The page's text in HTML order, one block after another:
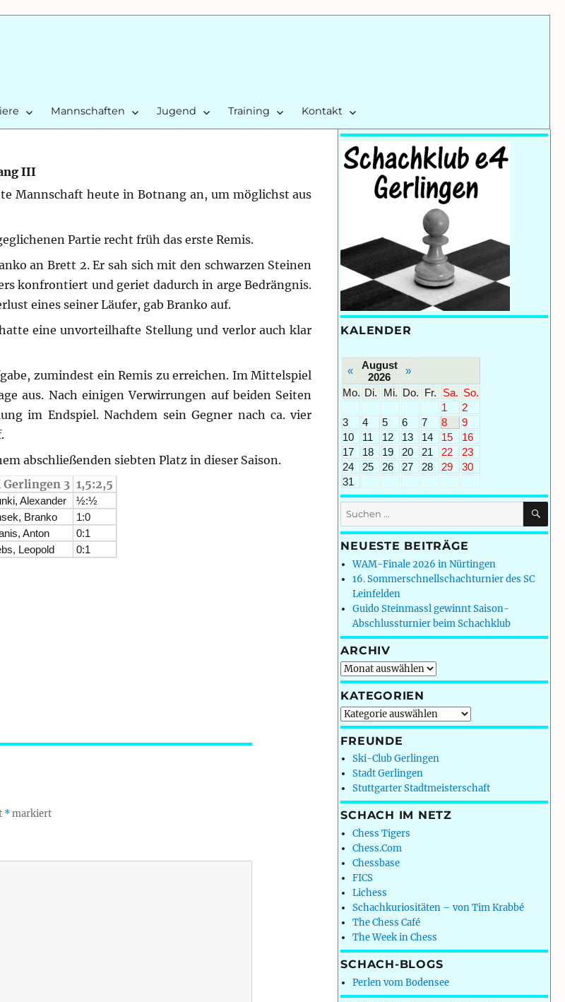
Mannschaften Jugend Training Kontakt
III
Mannschaft heute in Botnang an, um möglichst aus
Partie recht früh das erste Remis.
an Brett 2. Er sah sich mit den schwarzen Steinen
konfrontiert und geriet dadurch in arge Bedrängnis.
eines seiner Läufer, gab Branko auf.
eine unvorteilhafte Stellung und verlor auch klar
zumindest ein Remis zu erreichen. Im Mittelspiel
aus. Nach einigen Verwirrungen auf beiden Seiten
im Endspiel. Nachdem sein Gegner nach ca. vier
abschließenden siebten Platz in dieser Saison.
Gerlingen 3 1,5:2,5
Alexander
½:½
Branko
1:0
Anton
0:1
Leopold 0:1
*markiert
KALENDER
«
August
2026
»
Mo. Di. Mi. Do. Fr. Sa. So.
1
2
3
4 5 6 7 8
9
10
11 12 13 14 15
16
17
18 19 20 21 22
23
24
25 26 27 28 29
30
31
Suchen
nach:
NEUESTE BEITRÄGE
WAM-Finale 2026 in Nürtingen
16. Sommerschnellschachturnier des SC
Leinfelden
Guido Steinmassl gewinnt Saison-
Abschlussturnier beim Schachklub
ARCHIV
Archiv
KATEGORIEN
Kategorien
FREUNDE
Ski-Club Gerlingen
Stadt Gerlingen
Stuttgarter Stadtmeisterschaft
SCHACH IM NETZ
Chess Tigers
Chess.Com
Chessbase
FICS
Lichess
Schachkuriositäten – von Tim Krabbé
The Chess Café
The Week in Chess
SCHACH-BLOGS
Perlen vom Bodensee